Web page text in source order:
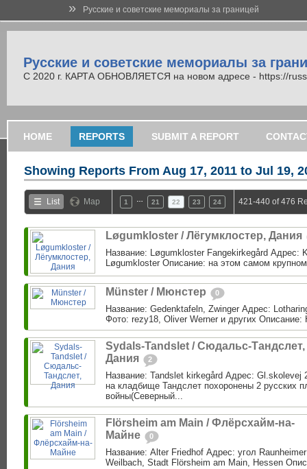
» Русские и советские мемориалы за границей
Русские и советские мемориалы за
С 2020 г. КАРТА ОБНОВЛЯЕТСЯ на новом адресе - https://
HOME REPORTS SUBMIT A REPORT
Showing Reports From Aug 17, 2011 to Jul 19,
List Map 1 21 22 23 24 421-440 of 476
Løgumkloster / Лёгумклостер, Дания
Название: Løgumkloster Fangekirkegård Адрес:
Løgumkloster Описание: на этом самом
Münster / Мюнстер 0
Название: Gedenktafeln, Zwinger Адрес:
Фото: rezy18, Oliver Werner и других Описание:
Sydals-Tandslet / Сюдальс-Тандслет,
Дания
2
Название: Tandslet kirkegård Адрес: Gl.skolevej
на кладбище Тандслет похоронены 2 русских
войны(Северный...
Flörsheim am Main / Флёрсхайм-на-
Майне
0
Название: Alter Friedhof Адрес: угол
Weilbach, Stadt Flörsheim am Main, Hessen